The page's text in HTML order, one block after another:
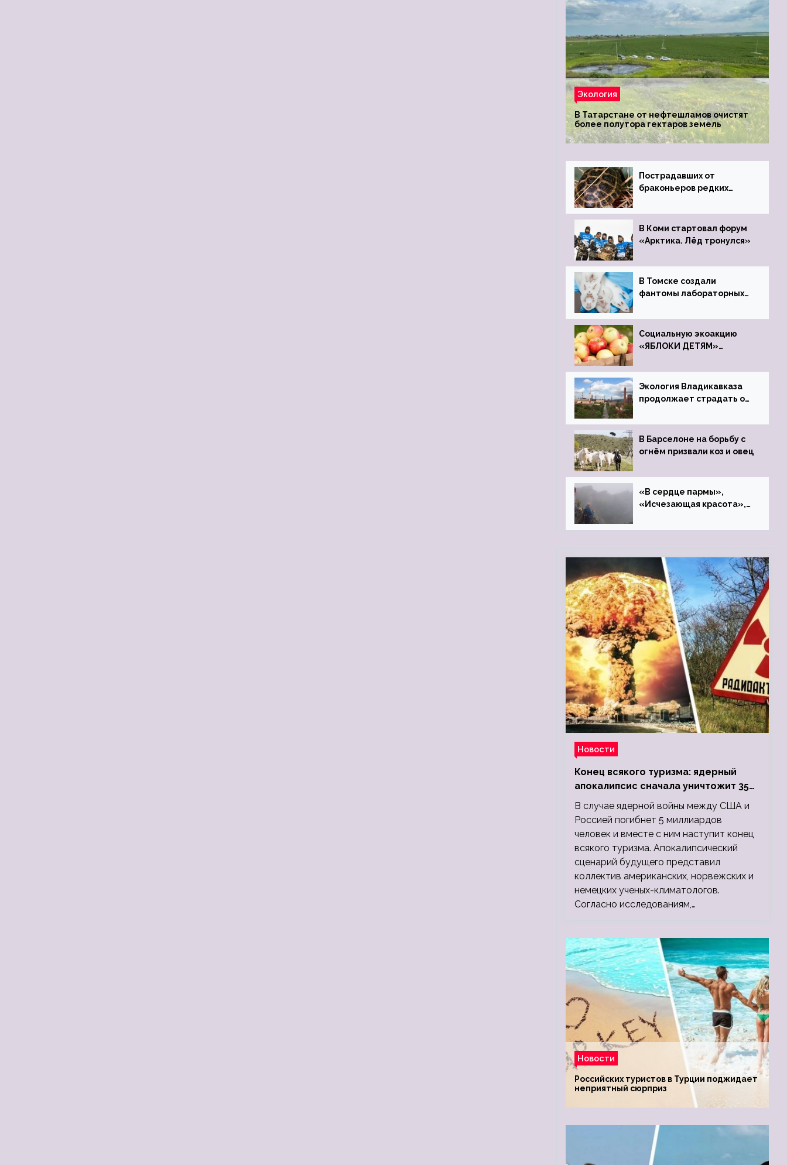
Экология
В Татарстане от нефтешламов очистят
более полутора гектаров земель
Пострадавших от
браконьеров редких
Ростовский зоопарк
В Коми стартовал форум
«Арктика. Лёд тронулся»
В Томске создали
фантомы лабораторных
Социальную экоакцию
«ЯБЛОКИ ДЕТЯМ»
Экология Владикавказа
продолжает страдать от
завода
В Барселоне на борьбу с
огнём призвали коз и овец
«В сердце пармы»,
«Исчезающая красота»,
Новости
Конец всякого туризма: ядерный
апокалипсис сначала уничтожит 350
миллионов, а потом 5 миллиардов
людей
В случае ядерной войны между США и
Россией погибнет 5 миллиардов
человек и вместе с ним наступит конец
всякого туризма. Апокалипсический
сценарий будущего представил
коллектив американских, норвежских и
немецких ученых-климатологов.
Согласно исследованиям,…
Новости
Российских туристов в Турции поджидает
неприятный сюрприз